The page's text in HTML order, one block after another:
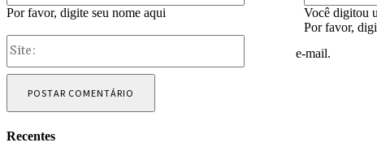
Por favor, digite seu nome aqui
Você digitou
Por favor,
e-mail.
Recentes